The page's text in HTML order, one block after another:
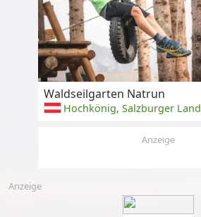
Waldseilgarten Natrun
Hochkönig, Salzburger Land
Anzeige
Anzeige